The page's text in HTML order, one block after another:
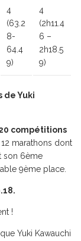
4
(63.2
8-
64.4
9)
4
(2h11.4
6 –
2h18.5
9)
de Yuki
compétitions
marathons dont
son 6ème
9ème place.
!
Yuki Kawauchi